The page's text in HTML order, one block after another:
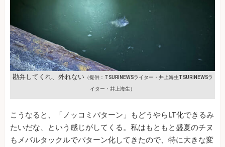
勘弁してくれ、外れない（提供：TSURINEWSライター・井上海生TSURINEWSラ
イター・井上海生）
こうなると、「ノッコミパターン」もどうやらLT化できるみ
たいだな、という感じがしてくる。私はもともと盛夏のチヌ
もメバルタックルでパターン化してきたので、特に大きな変